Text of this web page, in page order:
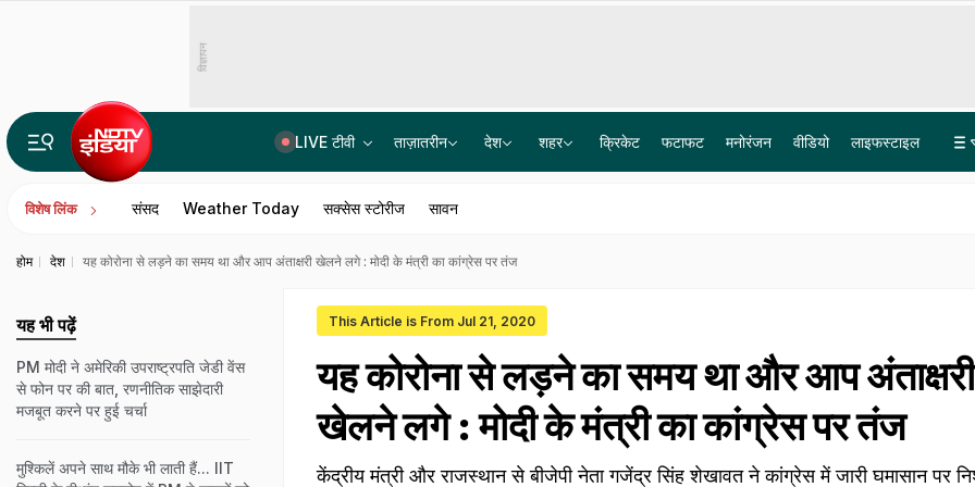
विज्ञापन
LIVE टीवी ताज़ातरीन देश शहर क्रिकेट फटाफट मनोरंजन वीडियो लाइफस्टाइल
विशेष लिंक संसद Weather Today सक्सेस स्टोरीज सावन
होम देश यह कोरोना से लड़ने का समय था और आप अंताक्षरी खेलने लगे : मोदी के मंत्री का कांग्रेस पर तंज
This Article is From Jul 21, 2020
यह कोरोना से लड़ने का समय था और आप अंताक्षरी
खेलने लगे : मोदी के मंत्री का कांग्रेस पर तंज
केंद्रीय मंत्री और राजस्थान से बीजेपी नेता गजेंद्र सिंह शेखावत ने कांग्रेस में जारी घमासान पर
यह भी पढ़ें
PM मोदी ने अमेरिकी उपराष्ट्रपति जेडी वेंस
से फोन पर की बात, रणनीतिक साझेदारी
मजबूत करने पर हुई चर्चा
मुश्किलें अपने साथ मौके भी लाती हैं... IIT